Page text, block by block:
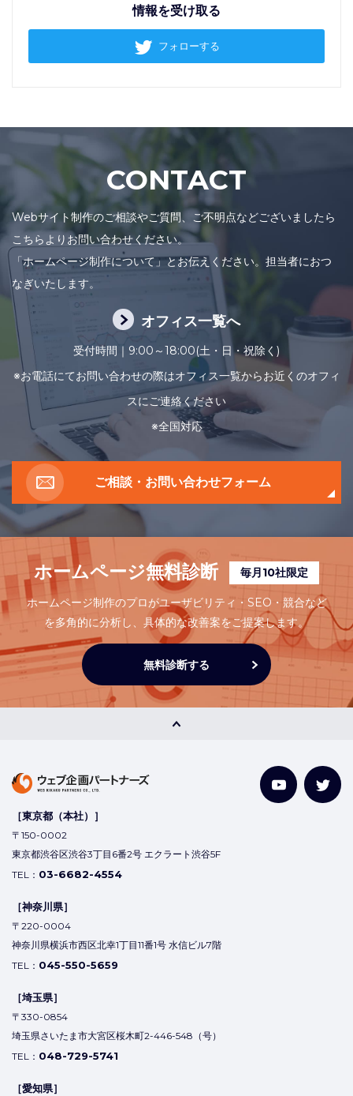
情報を受け取る
フォローする
CONTACT
Webサイト制作のご相談やご質問、ご不明点などございましたら
こちらよりお問い合わせください。
「ホームページ制作について」とお伝えください。担当者におつ
なぎいたします。
オフィス一覧へ
受付時間｜9:00～18:00(土・日・祝除く)
※お電話にてお問い合わせの際はオフィス一覧からお近くのオフィ
スにご連絡ください
※全国対応
ご相談・お問い合わせフォーム
ホームページ無料診断 毎月10社限定
ホームページ制作のプロがユーザビリティ・SEO・競合など
を多角的に分析し、 具体的な改善案をご提案します。
無料診断する
［東京都（本社）］
〒150-0002
東京都渋谷区渋谷3丁目6番2号 エクラート渋谷5F
TEL： 03-6682-4554
［神奈川県］
〒220-0004
神奈川県横浜市西区北幸1丁目11番1号 水信ビル7階
TEL： 045-550-5659
［埼玉県］
〒330-0854
埼玉県さいたま市大宮区桜木町2-446-548（号）
TEL： 048-729-5741
［愛知県］